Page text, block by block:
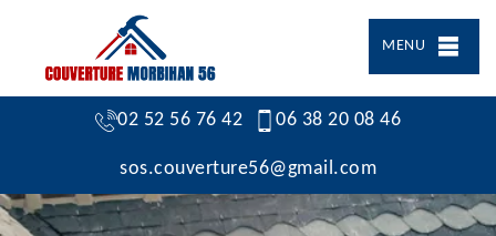
MENU
02 52 56 76 42 06 38 20 08 46
sos.couverture56@gmail.com